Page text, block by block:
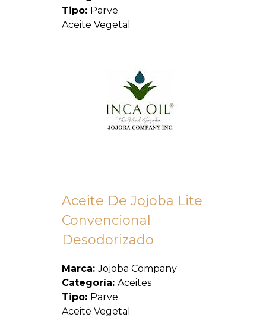
Tipo: Parve
Aceite Vegetal
Aceite De Jojoba Lite
Convencional
Desodorizado
Marca:Jojoba Company
Categoría: Aceites
Tipo: Parve
Aceite Vegetal